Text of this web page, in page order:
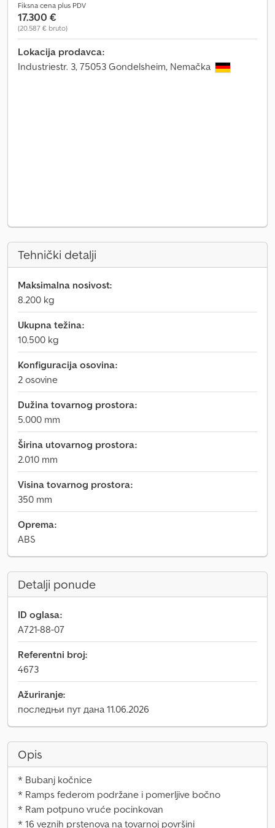
Fiksna cena plus PDV
17.300 €
(20.587 € bruto)
Lokacija prodavca:
Industriestr. 3, 75053 Gondelsheim, Nemačka
Tehnički detalji
Maksimalna nosivost:
8.200 kg
Ukupna težina:
10.500 kg
Konfiguracija osovina:
2 osovine
Dužina tovarnog prostora:
5.000 mm
Širina utovarnog prostora:
2.010 mm
Visina tovarnog prostora:
350 mm
Oprema:
ABS
Detalji ponude
ID oglasa:
A721-88-07
Referentni broj:
4673
Ažuriranje:
последњи пут дана 11.06.2026
Opis
* Bubanj kočnice
* Ramps federom podržane i pomerljive bočno
* Ram potpuno vruće pocinkovan
* 16 veznih prstenova na tovarnoj površini